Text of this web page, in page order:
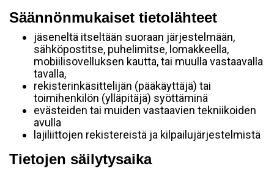
Säännönmukaiset tietolähteet
jäseneltä itseltään suoraan järjestelmään,
sähköpostitse, puhelimitse, lomakkeella,
mobiilisovelluksen kautta, tai muulla vastaavalla
tavalla,
rekisterinkäsittelijän (pääkäyttäjä) tai
toimihenkilön (ylläpitäjä) syöttäminä
evästeiden tai muiden vastaavien tekniikoiden
avulla
lajiliittojen rekistereistä ja kilpailujärjestelmistä
Tietojen säilytysaika